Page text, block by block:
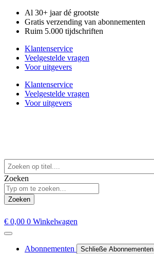
Al 30+ jaar dé grootste
Gratis verzending van abonnementen
Ruim 5.000 tijdschriften
Klantenservice
Veelgestelde vragen
Voor uitgevers
Klantenservice
Veelgestelde vragen
Voor uitgevers
Zoeken
Zoeken
€ 0,00 0 Winkelwagen
Abonnementen Schließe Abonnementen